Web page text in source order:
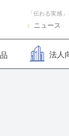
ニュース
法人